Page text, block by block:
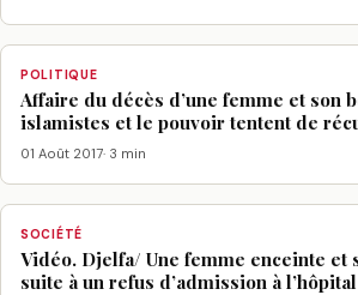
POLITIQUE
Affaire du décès d’une femme et son
islamistes et le pouvoir tentent de
01 Août 2017· 3 min
SOCIÉTÉ
Vidéo. Djelfa/ Une femme enceinte et
suite à un refus d’admission à l’hôpital